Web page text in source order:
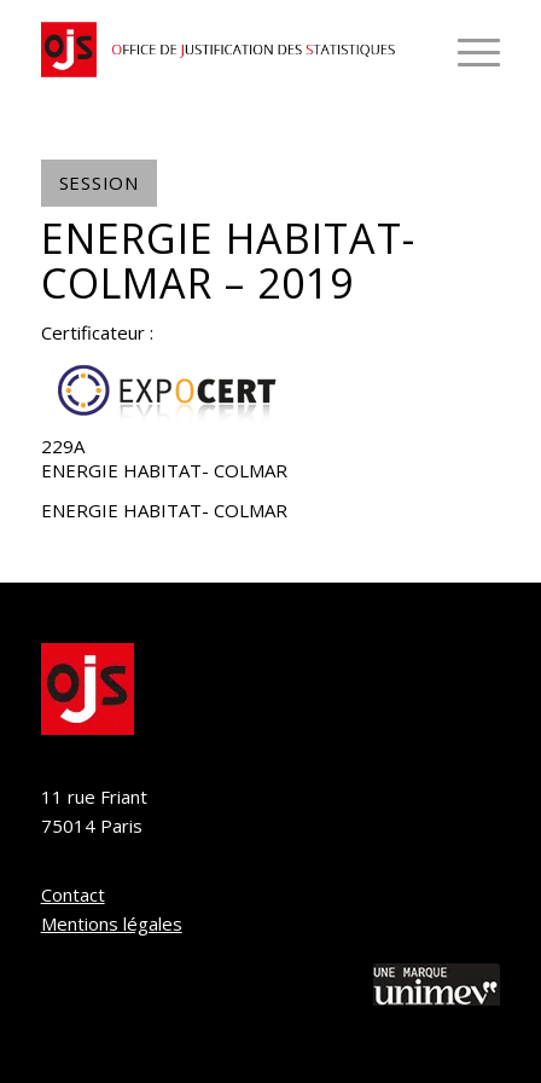
SESSION
ENERGIE HABITAT-
COLMAR – 2019
Certificateur :
229A
ENERGIE HABITAT- COLMAR
ENERGIE HABITAT- COLMAR
11 rue Friant
75014 Paris
Contact
Mentions légales